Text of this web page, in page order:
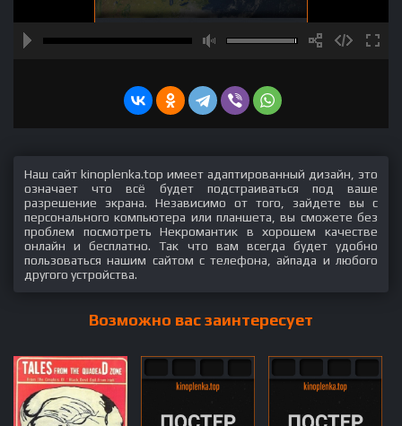
Наш сайт kinoplenka.top имеет адаптированный дизайн, это
означает что всё будет подстраиваться под ваше
разрешение экрана. Независимо от того, зайдете вы с
персонального компьютера или планшета, вы сможете без
проблем посмотреть Некромантик в хорошем качестве
онлайн и бесплатно. Так что вам всегда будет удобно
пользоваться нашим сайтом с телефона, айпада и любого
другого устройства.
Возможно вас заинтересует